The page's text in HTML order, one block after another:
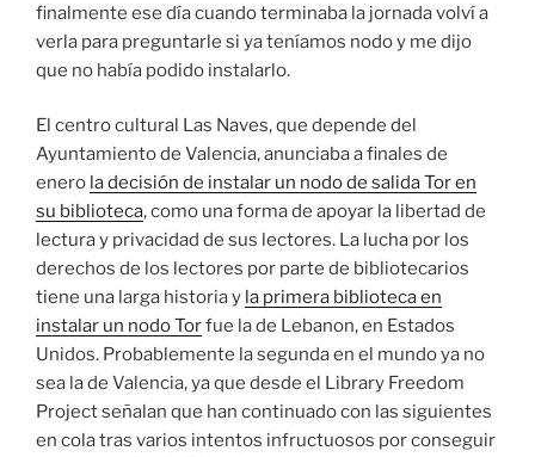
finalmente ese día cuando terminaba la jornada volví a
verla para preguntarle si ya teníamos nodo y me dijo
que no había podido instalarlo.
El centro cultural Las Naves, que depende del
Ayuntamiento de Valencia, anunciaba a finales de
enero la decisión de instalar un nodo de salida Tor en
su biblioteca, como una forma de apoyar la libertad de
lectura y privacidad de sus lectores. La lucha por los
derechos de los lectores por parte de bibliotecarios
tiene una larga historia y la primera biblioteca en
instalar un nodo Torfue la de Lebanon, en Estados
Unidos. Probablemente la segunda en el mundo ya no
sea la de Valencia, ya que desde el Library Freedom
Project señalan que han continuado con las siguientes
en cola tras varios intentos infructuosos por conseguir